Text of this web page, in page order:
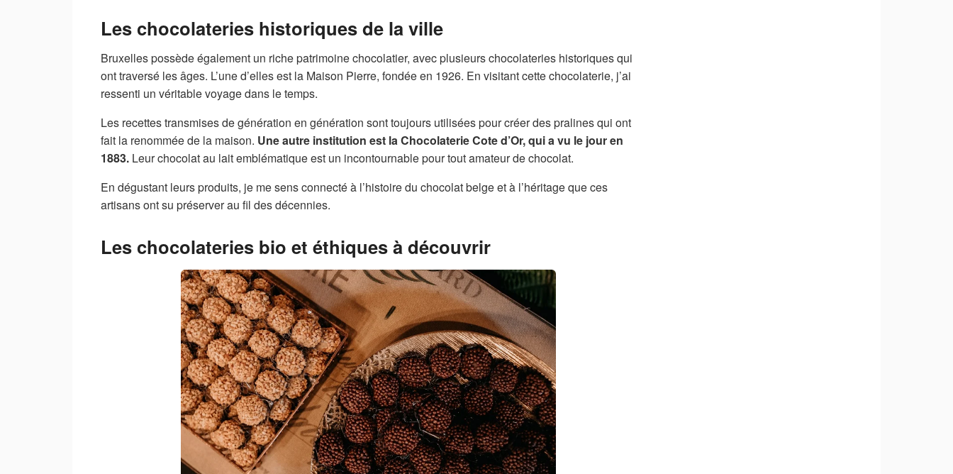
Les chocolateries historiques de la ville
Bruxelles possède également un riche patrimoine chocolatier, avec plusieurs chocolateries historiques qui
ont traversé les âges. L’une d’elles est la Maison Pierre, fondée en 1926. En visitant cette chocolaterie, j’ai
ressenti un véritable voyage dans le temps.
Les recettes transmises de génération en génération sont toujours utilisées pour créer des pralines qui ont
fait la renommée de la maison. Une autre institution est la Chocolaterie Cote d’Or, qui a vu le jour en
1883. Leur chocolat au lait emblématique est un incontournable pour tout amateur de chocolat.
En dégustant leurs produits, je me sens connecté à l’histoire du chocolat belge et à l’héritage que ces
artisans ont su préserver au fil des décennies.
Les chocolateries bio et éthiques à découvrir